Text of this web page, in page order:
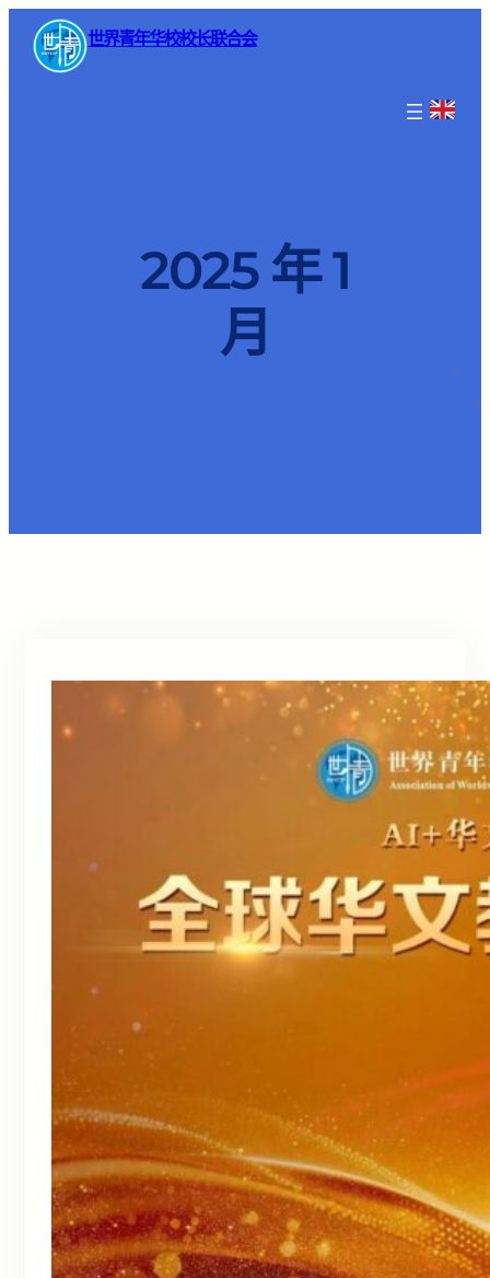
世界青年华校校长联合会
2025 年 1
月